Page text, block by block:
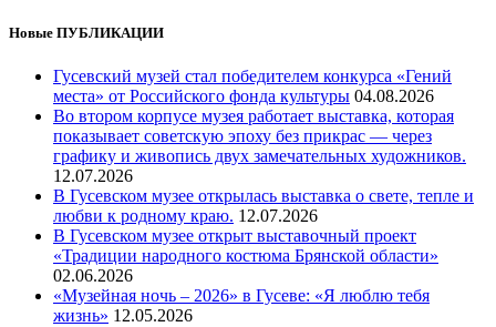
Новые ПУБЛИКАЦИИ
Гусевский музей стал победителем конкурса «Гений
места» от Российского фонда культуры 04.08.2026
Во втором корпусе музея работает выставка, которая
показывает советскую эпоху без прикрас — через
графику и живопись двух замечательных художников.
12.07.2026
В Гусевском музее открылась выставка о свете, тепле и
любви к родному краю. 12.07.2026
В Гусевском музее открыт выставочный проект
«Традиции народного костюма Брянской области»
02.06.2026
«Музейная ночь – 2026» в Гусеве: «Я люблю тебя
жизнь» 12.05.2026